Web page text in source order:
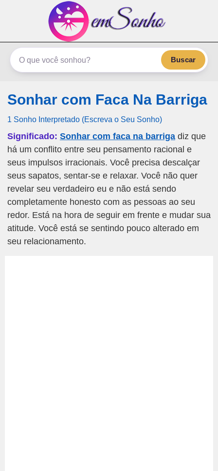
emSonho.com
Os sonhos significam mais
Buscar
Sonhar com Faca Na Barriga
1 Sonho Interpretado (Escreva o Seu Sonho)
Significado: Sonhar com faca na barriga diz que
há um conflito entre seu pensamento racional e
seus impulsos irracionais. Você precisa descalçar
seus sapatos, sentar-se e relaxar. Você não quer
revelar seu verdadeiro eu e não está sendo
completamente honesto com as pessoas ao seu
redor. Está na hora de seguir em frente e mudar sua
atitude. Você está se sentindo pouco alterado em
seu relacionamento.